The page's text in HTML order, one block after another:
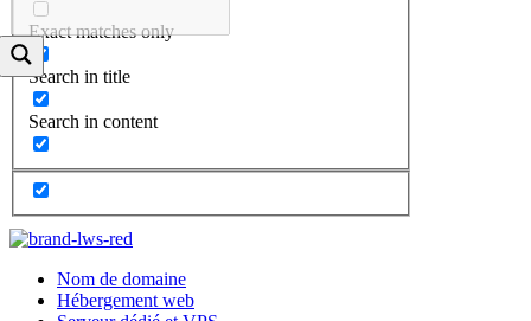
Exact matches only
Search in title
Search in content
Nom de domaine
Hébergement web